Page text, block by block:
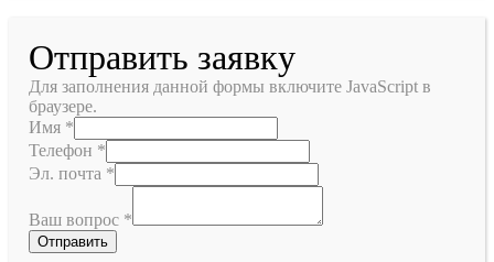
Отправить заявку
Для заполнения данной формы включите JavaScript в
браузере.
Имя *
Телефон *
Эл. почта *
Ваш вопрос *
Отправить